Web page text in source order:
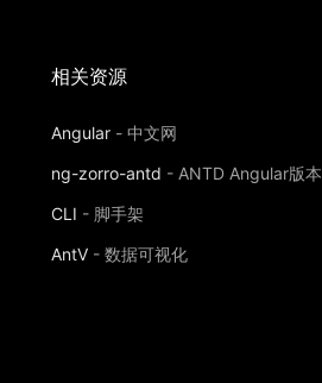
相关资源
Angular - 中文网
ng-zorro-antd - ANTD Angular版本
CLI - 脚手架
AntV - 数据可视化